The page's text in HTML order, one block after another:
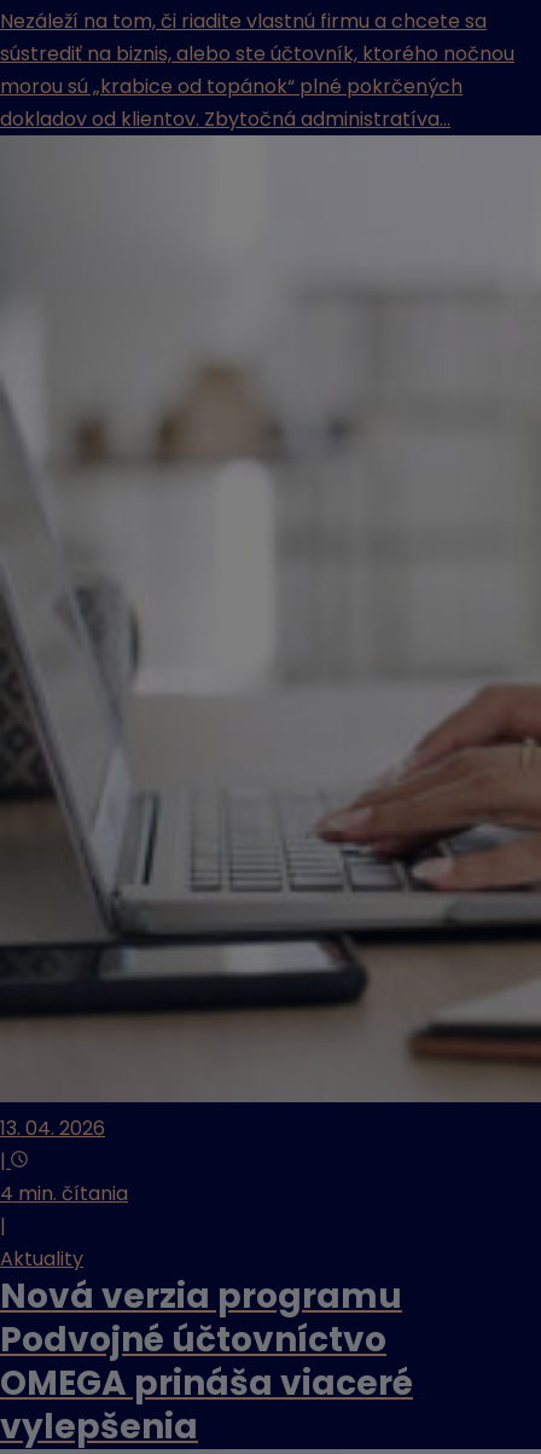
Nezáleží na tom, či riadite vlastnú firmu a chcete sa
sústrediť na biznis, alebo ste účtovník, ktorého nočnou
morou sú „krabice od topánok“ plné pokrčených
dokladov od klientov. Zbytočná administratíva...
13. 04. 2026
|
4 min. čítania
|
Aktuality
Nová verzia programu
Podvojné účtovníctvo
OMEGA prináša viaceré
vylepšenia